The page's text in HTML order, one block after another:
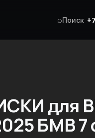
⌕Поиск
для
БМВ 7